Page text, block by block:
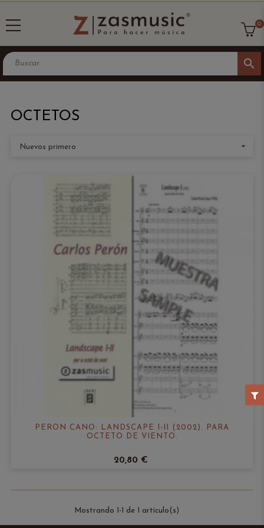
search
0
OCTETOS
Nuevos primero 
PERÓN CANO: LANDSCAPE I-II (2002). PARA
OCTETO DE VIENTO.
20,80 €
Mostrando 1-1 de 1 artículo(s)